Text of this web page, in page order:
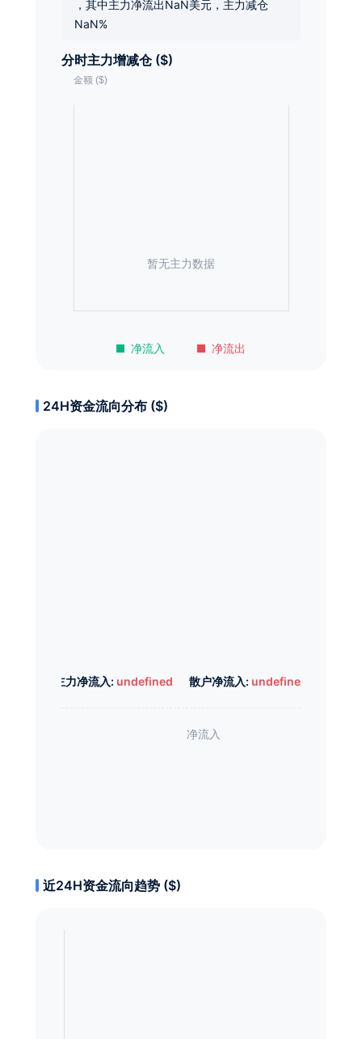
，其中主力净流出NaN美元，主力减仓
NaN%
分时主力增减仓 ($)
净流入 净流出
暂无主力数据
24H资金流向分布 ($)
主力净流入: undefined 散户净流入: undefined
近24H资金流向趋势 ($)